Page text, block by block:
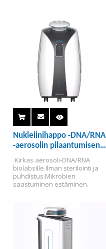
Nukleiinihappo -DNA/RNA
-aerosolin pilaantumisen
poistolaite
Kirkas aerosoli-DNA/RNA
biolabsille.Ilman sterilointi ja
puhdistus.Mikrobien
saastuminen estäminen.